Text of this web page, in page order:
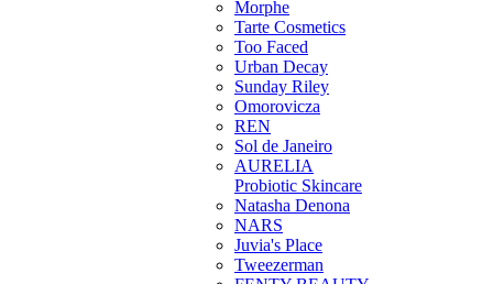
Morphe
Tarte Cosmetics
Too Faced
Urban Decay
Sunday Riley
Omorovicza
REN
Sol de Janeiro
AURELIA
Probiotic Skincare
Natasha Denona
NARS
Juvia's Place
Tweezerman